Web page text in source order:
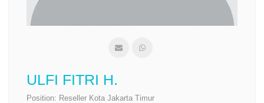
ULFI FITRI H.
Position: Reseller Kota Jakarta Timur